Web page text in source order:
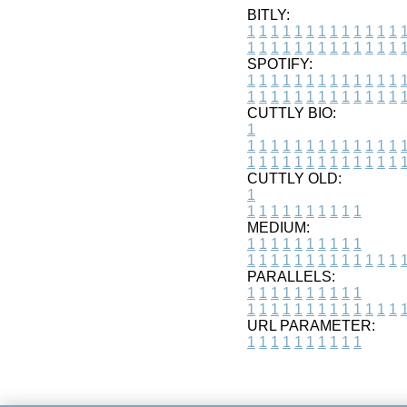
BITLY:
1 1 1 1 1 1 1 1 1 1 1 1 1 1
1 1 1 1 1 1 1 1 1 1 1 1 1 1
SPOTIFY:
1 1 1 1 1 1 1 1 1 1 1 1 1 1
1 1 1 1 1 1 1 1 1 1 1 1 1 1
CUTTLY BIO:
1
1 1 1 1 1 1 1 1 1 1 1 1 1 1
1 1 1 1 1 1 1 1 1 1 1 1 1 1
CUTTLY OLD:
1
1 1 1 1 1 1 1 1 1 1
MEDIUM:
1 1 1 1 1 1 1 1 1 1
1 1 1 1 1 1 1 1 1 1 1 1 1 1
PARALLELS:
1 1 1 1 1 1 1 1 1 1
1 1 1 1 1 1 1 1 1 1 1 1 1 1
URL PARAMETER:
1 1 1 1 1 1 1 1 1 1